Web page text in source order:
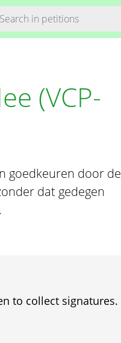
(VCP-
goedkeuren door de
dat gedegen
to collect signatures.